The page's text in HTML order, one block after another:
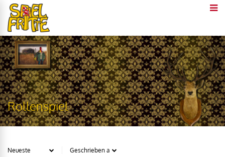
Rollenspiel